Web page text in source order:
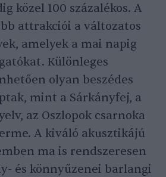
közel 100 százalékos. A
attrakciói a változatos
amelyek a mai napig
Különleges
olyan beszédes
mint a Sárkányfej, a
az Oszlopok csarnoka
A kiváló akusztikájú
ma is rendszeresen
és könnyűzenei barlangi